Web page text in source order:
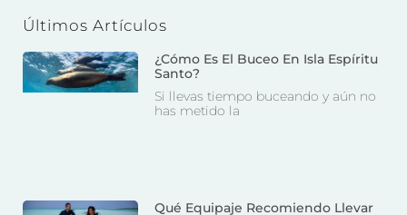
Últimos Artículos
¿Cómo Es El Buceo En Isla Espíritu
Santo?
Si llevas tiempo buceando y aún no
has metido la
Qué Equipaje Recomiendo Llevar